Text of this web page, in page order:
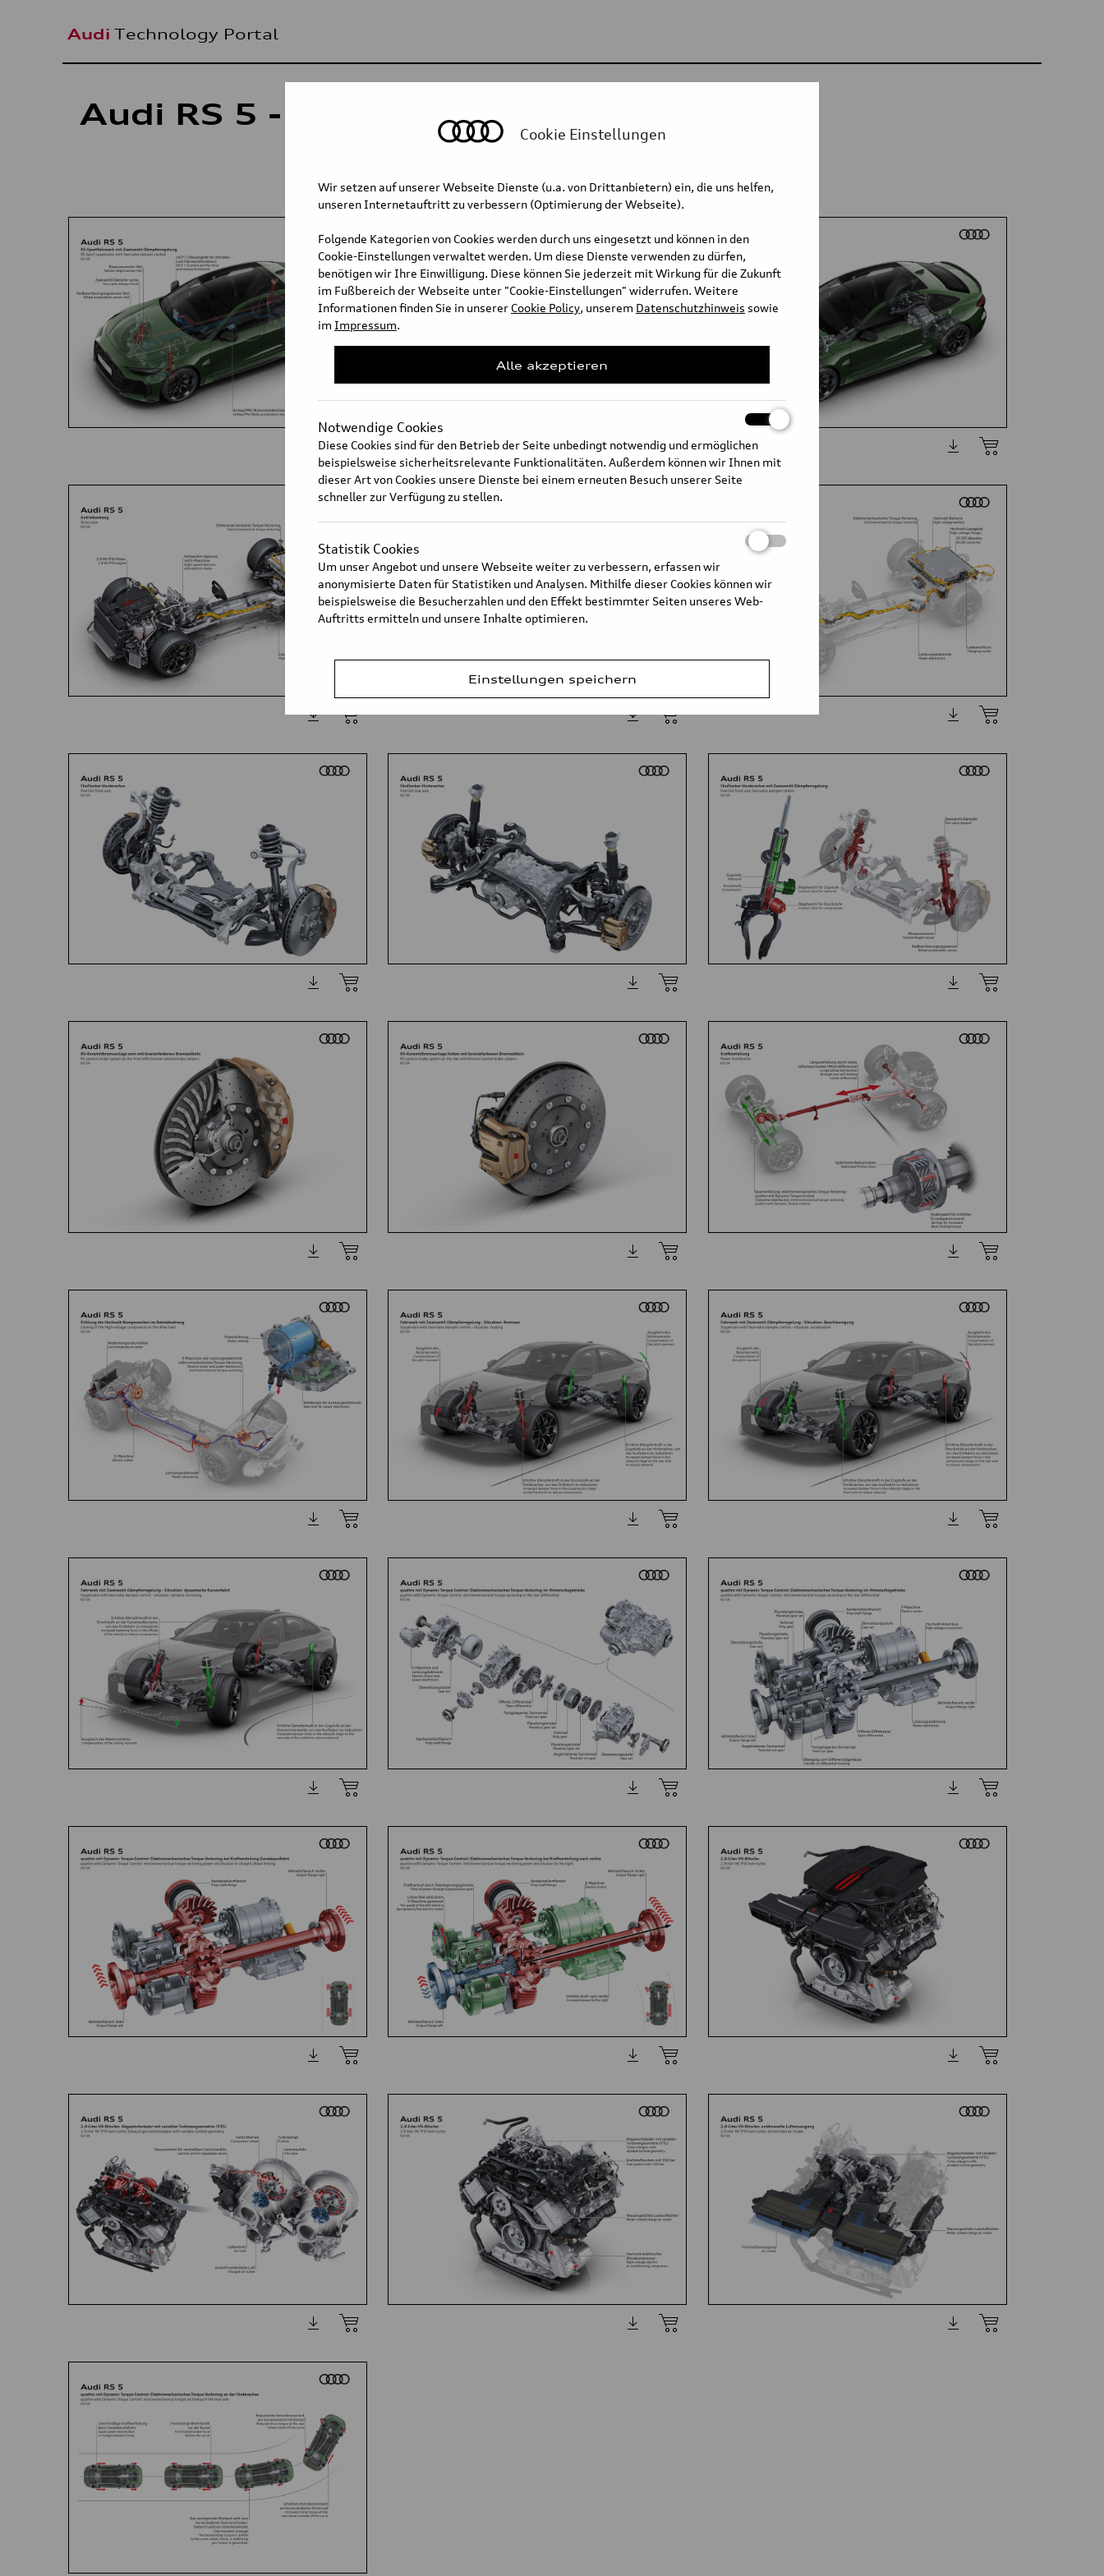
Audi Technology Portal
Audi RS 5 - Illustrations
Cookie Einstellungen
Wir setzen auf unserer Webseite Dienste (u.a. von Drittanbietern) ein, die uns helfen,
unseren Internetauftritt zu verbessern (Optimierung der Webseite).
Folgende Kategorien von Cookies werden durch uns eingesetzt und können in den
Cookie-Einstellungen verwaltet werden. Um diese Dienste verwenden zu dürfen,
benötigen wir Ihre Einwilligung. Diese können Sie jederzeit mit Wirkung für die Zukunft
im Fußbereich der Webseite unter "Cookie-Einstellungen" widerrufen. Weitere
Informationen finden Sie in unserer Cookie Policy, unserem Datenschutzhinweis sowie
im Impressum.
Alle akzeptieren
Notwendige Cookies
Diese Cookies sind für den Betrieb der Seite unbedingt notwendig und ermöglichen
beispielsweise sicherheitsrelevante Funktionalitäten. Außerdem können wir Ihnen mit
dieser Art von Cookies unsere Dienste bei einem erneuten Besuch unserer Seite
schneller zur Verfügung zu stellen.
Statistik Cookies
Um unser Angebot und unsere Webseite weiter zu verbessern, erfassen wir
anonymisierte Daten für Statistiken und Analysen. Mithilfe dieser Cookies können wir
beispielsweise die Besucherzahlen und den Effekt bestimmter Seiten unseres Web-
Auftritts ermitteln und unsere Inhalte optimieren.
Einstellungen speichern